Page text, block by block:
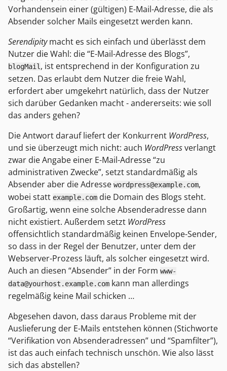
Vorhandensein einer (gültigen) E-Mail-Adresse, die als
Absender solcher Mails eingesetzt werden kann.
Serendipitymacht es sich einfach und überlässt dem
Nutzer die Wahl: die “E-Mail-Adresse des Blogs”,
blogMail , ist entsprechend in der Konfiguration zu
setzen. Das erlaubt dem Nutzer die freie Wahl,
erfordert aber umgekehrt natürlich, dass der Nutzer
sich darüber Gedanken macht - andererseits: wie soll
das anders gehen?
Die Antwort darauf liefert der Konkurrent WordPress,
und sie überzeugt mich nicht: auch WordPressverlangt
zwar die Angabe einer E-Mail-Adresse “zu
administrativen Zwecke”, setzt standardmäßig als
Absender aber die Adresse wordpress@example.com,
wobei statt example.com die Domain des Blogs steht.
Großartig, wenn eine solche Absenderadresse dann
nicht existiert. Außerdem setzt WordPress
offensichtlich standardmäßig keinen Envelope-Sender,
so dass in der Regel der Benutzer, unter dem der
Webserver-Prozess läuft, als solcher eingesetzt wird.
Auch an diesen “Absender” in der Form www-
data@yourhost.example.com kann man allerdings
regelmäßig keine Mail schicken …
Abgesehen davon, dass daraus Probleme mit der
Auslieferung der E-Mails entstehen können (Stichworte
“Verifikation von Absenderadressen” und “Spamfilter”),
ist das auch einfach technisch unschön. Wie also lässt
sich das abstellen?